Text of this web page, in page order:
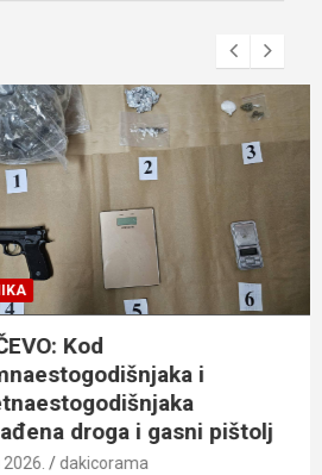
Kod
i
droga i gasni pištolj
dakicorama